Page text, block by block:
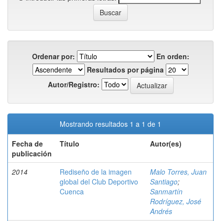
Ordenar por:
En orden:
Resultados por página
Autor/Registro:
Mostrando resultados 1 a 1 de 1
Fecha de
publicación
Título Autor(es)
2014
Rediseño de la imagen
global del Club Deportivo
Cuenca
Malo Torres, Juan
Santiago;
Sanmartín
Rodríguez, José
Andrés